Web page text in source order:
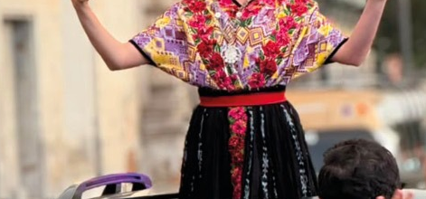
Lee el diario digital del sábado 14
de agosto | #636
La Voz de Xela · Redacción
15 Agosto 2020 17:09